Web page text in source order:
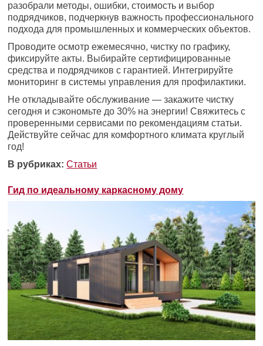
разобрали методы, ошибки, стоимость и выбор
подрядчиков, подчеркнув важность профессионального
подхода для промышленных и коммерческих объектов.
Проводите осмотр ежемесячно, чистку по графику,
фиксируйте акты. Выбирайте сертифицированные
средства и подрядчиков с гарантией. Интегрируйте
мониторинг в системы управления для профилактики.
Не откладывайте обслуживание — закажите чистку
сегодня и сэкономьте до 30% на энергии! Свяжитесь с
проверенными сервисами по рекомендациям статьи.
Действуйте сейчас для комфортного климата круглый
год!
В рубриках: Статьи
Гид по идеальному каркасному дому